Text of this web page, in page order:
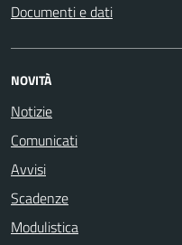
Documenti e dati
NOVITÀ
Notizie
Comunicati
Avvisi
Scadenze
Modulistica